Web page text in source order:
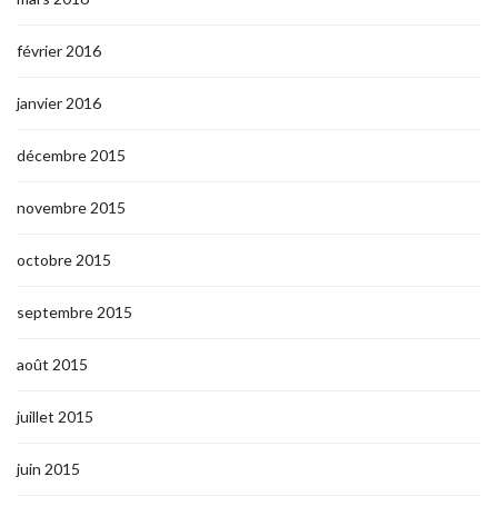
février 2016
janvier 2016
décembre 2015
novembre 2015
octobre 2015
septembre 2015
août 2015
juillet 2015
juin 2015